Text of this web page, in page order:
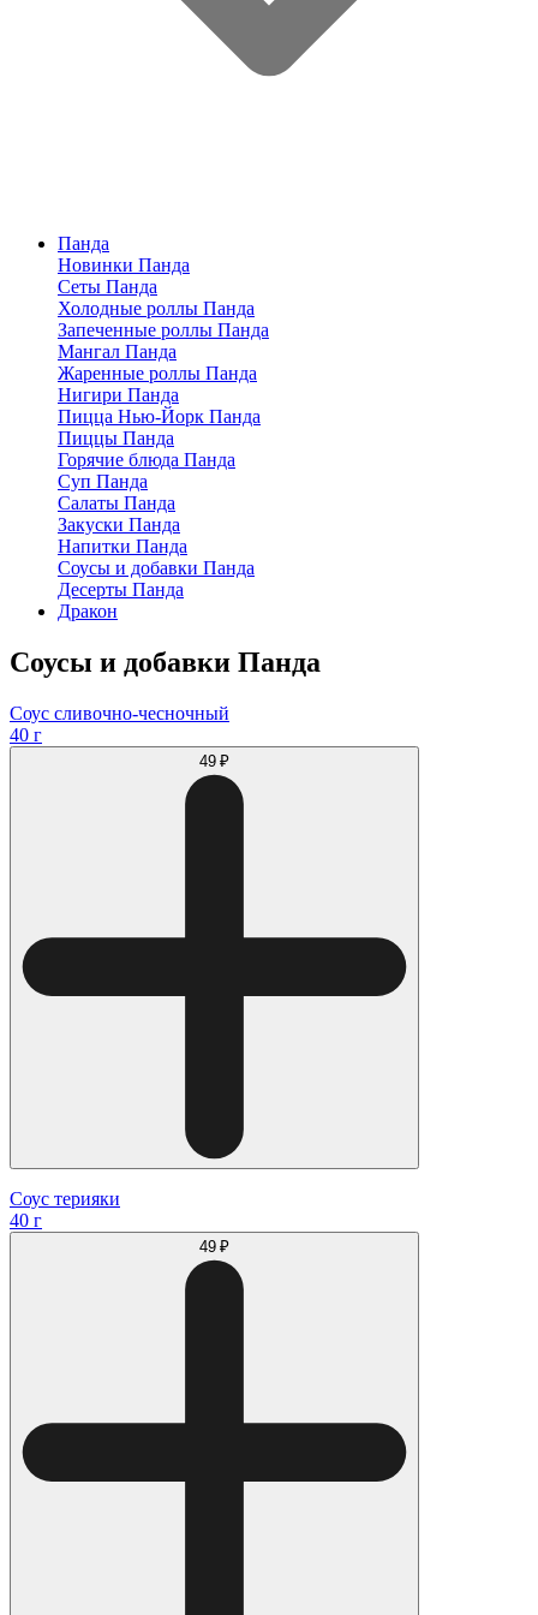
Панда
Новинки Панда
Сеты Панда
Холодные роллы Панда
Запеченные роллы Панда
Мангал Панда
Жаренные роллы Панда
Нигири Панда
Пицца Нью-Йорк Панда
Пиццы Панда
Горячие блюда Панда
Суп Панда
Салаты Панда
Закуски Панда
Напитки Панда
Соусы и добавки Панда
Десерты Панда
Дракон
Соусы и добавки Панда
Соус сливочно-чесночный
40 г
49 ₽
Соус терияки
40 г
49 ₽